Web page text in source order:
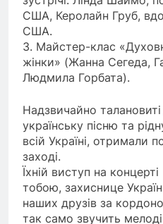
США, Керолайн Груб,
США.
3. Майстер-клас
жінки» (Жанна Сегеда,
Людмила Горбата).
Надзвичайно талановиті
українську пісню та
всій Україні, отримали
заході.
Їхній виступ на
тобою, захиснице
наших друзів за
так само звучить